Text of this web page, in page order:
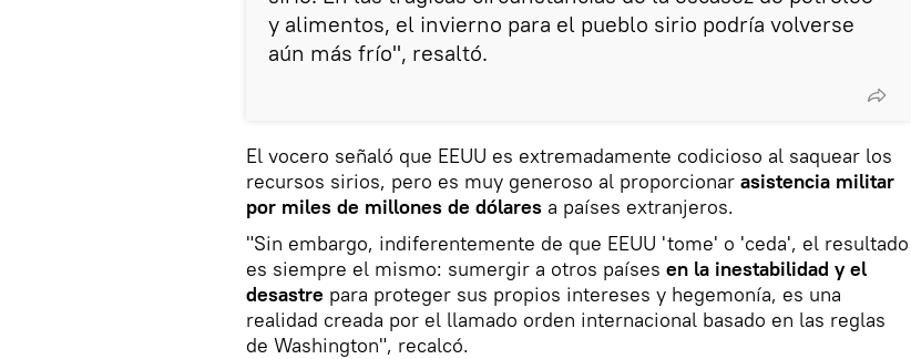
y alimentos, el invierno para el pueblo sirio podría volverse
aún más frío", resaltó.
El vocero señaló que EEUU es extremadamente codicioso al saquear los
recursos sirios, pero es muy generoso al proporcionar asistencia militar
por miles de millones de dólares a países extranjeros.
"Sin embargo, indiferentemente de que EEUU 'tome' o 'ceda', el resultado
es siempre el mismo: sumergir a otros países en la inestabilidad y el
desastre para proteger sus propios intereses y hegemonía, es una
realidad creada por el llamado orden internacional basado en las reglas
de Washington", recalcó.